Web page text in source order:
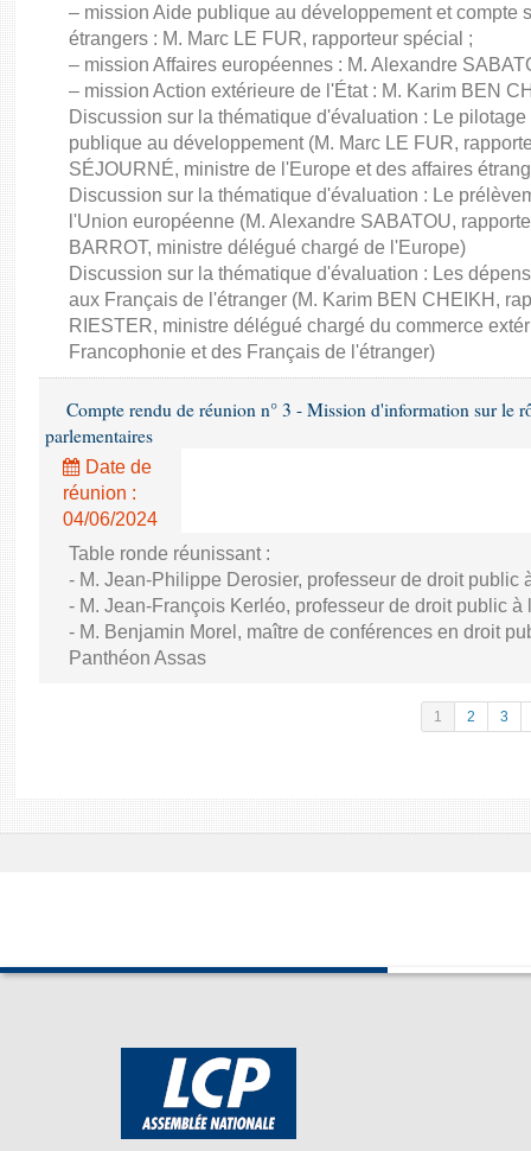
– mission Aide publique au développement et compte
étrangers : M. Marc LE FUR, rapporteur spécial ;
– mission Affaires européennes : M. Alexandre
– mission Action extérieure de l'État : M. Karim BEN
Discussion sur la thématique d'évaluation : Le
publique au développement (M. Marc LE FUR,
SÉJOURNÉ, ministre de l'Europe et des affaires
Discussion sur la thématique d'évaluation : Le
l'Union européenne (M. Alexandre SABATOU,
BARROT, ministre délégué chargé de l'Europe)
Discussion sur la thématique d'évaluation : Les
aux Français de l'étranger (M. Karim BEN CHEIKH,
RIESTER, ministre délégué chargé du commerce
Francophonie et des Français de l'étranger)
Compte rendu de réunion n° 3 - Mission d'information sur le
parlementaires
Date de
réunion :
04/06/2024
Table ronde réunissant :
- M. Jean-Philippe Derosier, professeur de droit public
- M. Jean-François Kerléo, professeur de droit public
- M. Benjamin Morel, maître de conférences en droit
Panthéon Assas
1 2 3